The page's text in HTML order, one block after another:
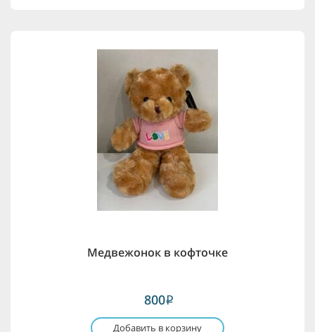
Медвежонок в кофточке
800i
Добавить в корзину